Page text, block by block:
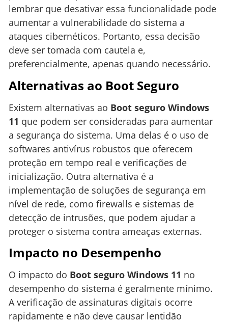
lembrar que desativar essa funcionalidade pode
aumentar a vulnerabilidade do sistema a
ataques cibernéticos. Portanto, essa decisão
deve ser tomada com cautela e,
preferencialmente, apenas quando necessário.
Alternativas ao Boot Seguro
Existem alternativas ao Boot seguro Windows
11 que podem ser consideradas para aumentar
a segurança do sistema. Uma delas é o uso de
softwares antivírus robustos que oferecem
proteção em tempo real e verificações de
inicialização. Outra alternativa é a
implementação de soluções de segurança em
nível de rede, como firewalls e sistemas de
detecção de intrusões, que podem ajudar a
proteger o sistema contra ameaças externas.
Impacto no Desempenho
O impacto do Boot seguro Windows 11 no
desempenho do sistema é geralmente mínimo.
A verificação de assinaturas digitais ocorre
rapidamente e não deve causar lentidão